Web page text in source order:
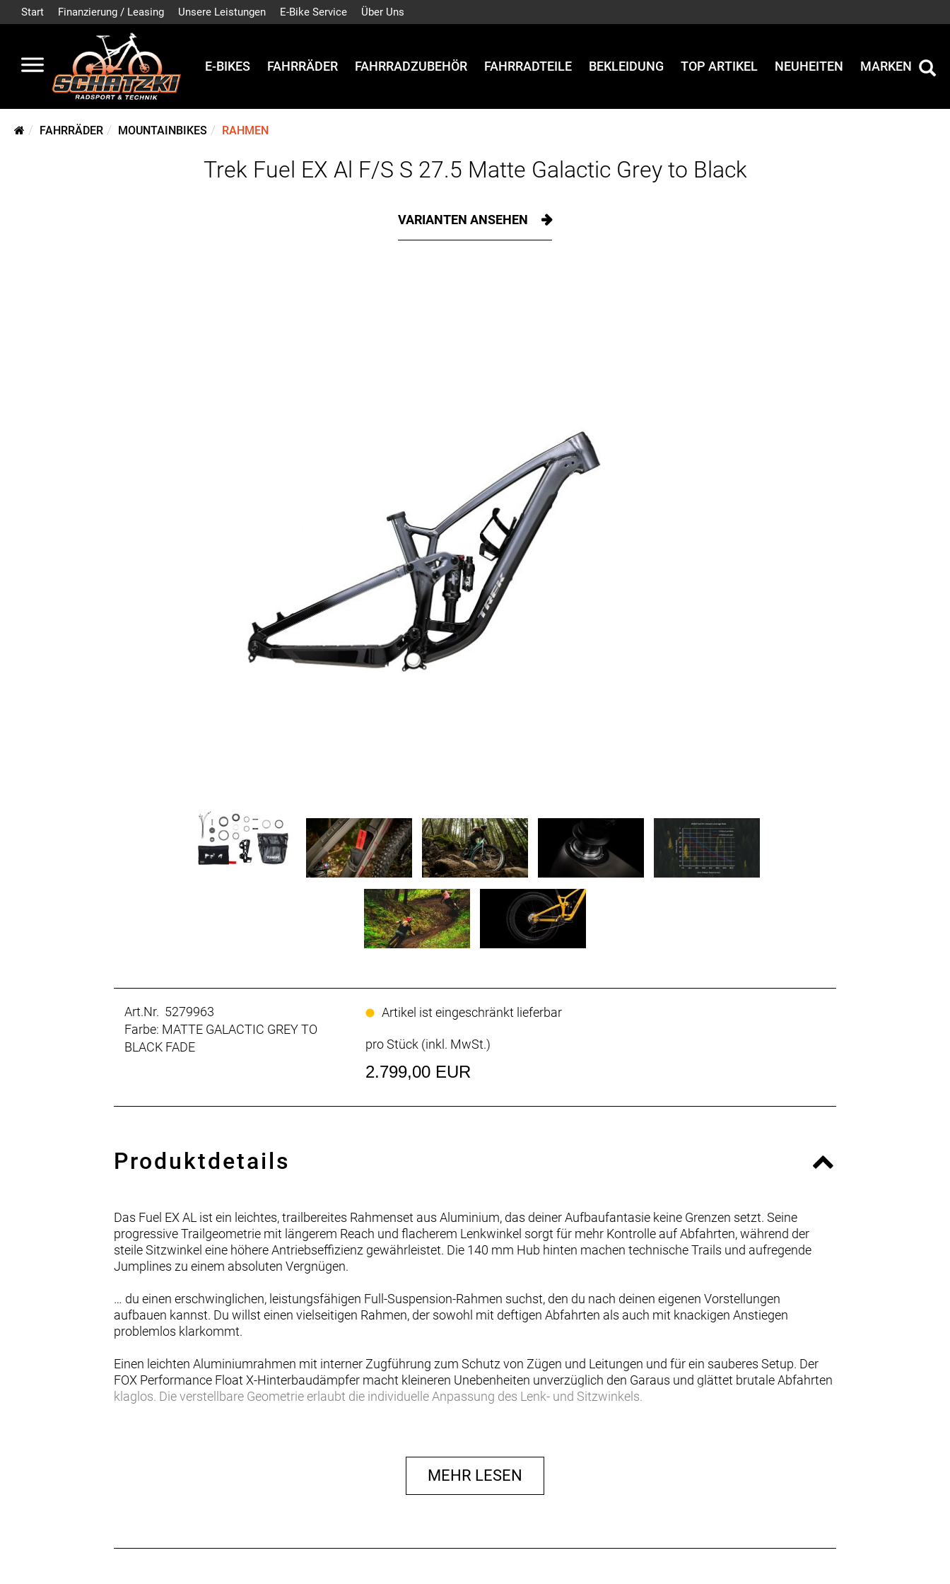
Start Finanzierung / Leasing Unsere Leistungen E-Bike Service Über Uns
E-BIKES FAHRRÄDER FAHRRADZUBEHÖR FAHRRADTEILE BEKLEIDUNG TOP ARTIKEL NEUHEITEN MARKEN
FAHRRÄDER MOUNTAINBIKES RAHMEN
Trek Fuel EX Al F/S S 27.5 Matte Galactic Grey to Black
VARIANTEN ANSEHEN
Art.Nr. 5279963
Farbe: MATTE GALACTIC GREY TO
BLACK FADE
Artikel ist eingeschränkt lieferbar
pro Stück (inkl. MwSt.)
2.799,00 EUR
Produktdetails
Das Fuel EX AL ist ein leichtes, trailbereites Rahmenset aus Aluminium, das deiner Aufbaufantasie keine Grenzen setzt. Seine
progressive Trailgeometrie mit längerem Reach und flacherem Lenkwinkel sorgt für mehr Kontrolle auf Abfahrten, während der
steile Sitzwinkel eine höhere Antriebseffizienz gewährleistet. Die 140 mm Hub hinten machen technische Trails und aufregende
Jumplines zu einem absoluten Vergnügen.
… du einen erschwinglichen, leistungsfähigen Full-Suspension-Rahmen suchst, den du nach deinen eigenen Vorstellungen
aufbauen kannst. Du willst einen vielseitigen Rahmen, der sowohl mit deftigen Abfahrten als auch mit knackigen Anstiegen
problemlos klarkommt.
Einen leichten Aluminiumrahmen mit interner Zugführung zum Schutz von Zügen und Leitungen und für ein sauberes Setup. Der
FOX Performance Float X-Hinterbaudämpfer macht kleineren Unebenheiten unverzüglich den Garaus und glättet brutale Abfahrten
klaglos. Die verstellbare Geometrie erlaubt die individuelle Anpassung des Lenk- und Sitzwinkels.
Aluminiummodell von Features wie dem internen Staufach und der verstellbaren Geometrie.
- Dank 150 mm vorderem und 140 mm hinterem Federweg und einer flachen, verstellbaren Geometrie ist das Fuel EX Gen 6 ein
extrem leistungsfähiges und äußerst geländegängiges Bike, das an allen Modellen, einschließlich den Aluminiummodellen, mit
MEHR LESEN